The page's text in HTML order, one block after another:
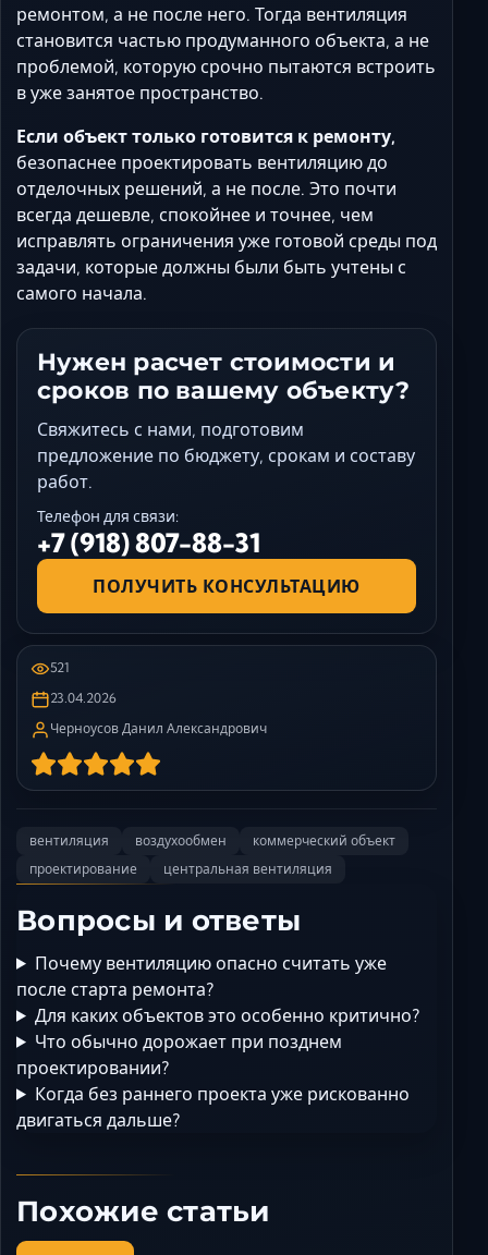
ремонтом, а не после него. Тогда вентиляция
становится частью продуманного объекта, а не
проблемой, которую срочно пытаются встроить
в уже занятое пространство.
Если объект только готовится к ремонту,
безопаснее проектировать вентиляцию до
отделочных решений, а не после. Это почти
всегда дешевле, спокойнее и точнее, чем
исправлять ограничения уже готовой среды под
задачи, которые должны были быть учтены с
самого начала.
Нужен расчет стоимости и
сроков по вашему объекту?
Свяжитесь с нами, подготовим
предложение по бюджету, срокам и составу
работ.
Телефон для связи:
+7 (918) 807-88-31
ПОЛУЧИТЬ КОНСУЛЬТАЦИЮ
521
23.04.2026
Черноусов Данил Александрович
вентиляция воздухообмен
коммерческий объект
проектирование
центральная вентиляция
Вопросы и ответы
Почему вентиляцию опасно считать уже
после старта ремонта?
Для каких объектов это особенно критично?
Что обычно дорожает при позднем
проектировании?
Когда без раннего проекта уже рискованно
двигаться дальше?
Похожие статьи